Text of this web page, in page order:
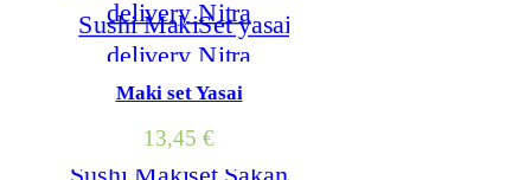
Maki set Yasai
13,45 €